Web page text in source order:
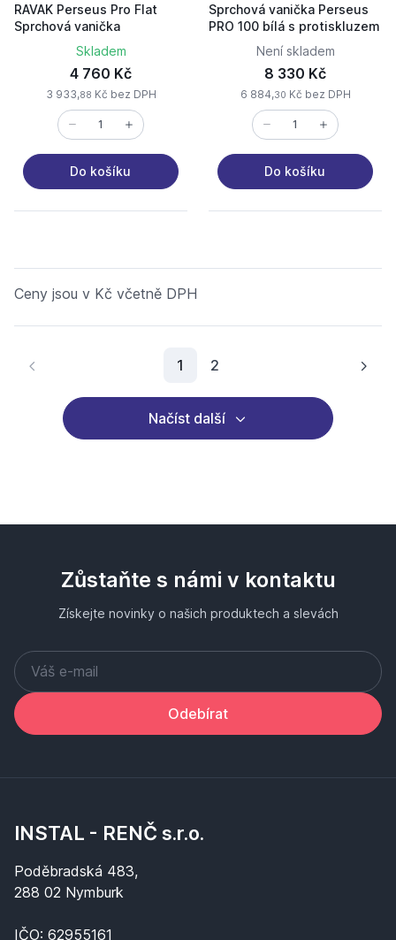
RAVAK Perseus Pro Flat
Sprchová vanička
Skladem
4 760 Kč
3 933,88 Kč bez DPH
Do košíku
Sprchová vanička Perseus
PRO 100 bílá s protiskluzem
Není skladem
8 330 Kč
6 884,30 Kč bez DPH
Do košíku
Ceny jsou v Kč včetně DPH
1 Aktuální stránka
2
Načíst další
Zůstaňte s námi v kontaktu
Získejte novinky o našich produktech a slevách
Odebírat
INSTAL - RENČ s.r.o.
Poděbradská 483,
288 02 Nymburk
IČO: 62955161